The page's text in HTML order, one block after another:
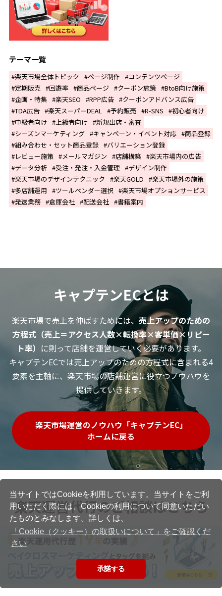
当サイトではCookieを利用しています。当サイトをご利
用いただく際には、Cookieの利用について同意いただい
たものとみなします。詳しくは、
「Cookie（クッキー）の取扱いについて」をご確認くだ
さい
承諾する
テーマ一覧
楽天市場全体トピック ページ制作
コンテンツページ
定期販売
回遊率 商品ページ クーポン施策
BtoB向け施策
企画・特集
楽天SEO RPP広告
クーポンアドバンス広告
TDA広告
楽天スーパーDEAL 予約販売 R-SNS
初心者向け
中級者向け
上級者向け
新規出店・審査
シーズンマーケティング
キャンペーン・イベント対応
商品登録
組み合わせ・セット商品登録
バリエーション登録
レビュー施策
メールマガジン 店舗構築
楽天市場内の広告
データ分析
受注・発注・入金管理
デザイン制作
楽天市場のデザインテクニック
楽天GOLD
楽天市場外の施策
多店舗運用
ツールベンダー選択
楽天市場オプションサービス
発送業務
倉庫会社 配送会社 書籍案内
キャプテンECとは
楽天市場で売上を伸ばすためには、 売上アップのための
方程式（売上＝アクセス人数×転換率×客単価×リピー
ト率） に則って店舗を運営していく必要があります。
キャプテンECでは売上アップのための方程式に含まれる4
要素を主軸に、楽天市場の店舗運営に役立つノウハウを
提供していきます。
楽天市場運営のノウハウ「キャプテンEC」
ホームに戻る
楽天運営代行のご相談はこちら